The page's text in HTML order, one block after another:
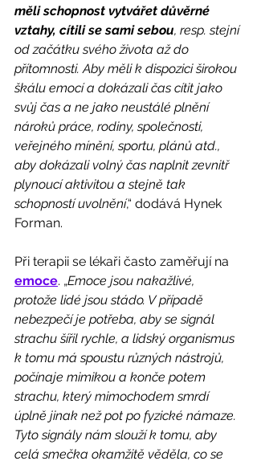
měli schopnost vytvářet důvěrné
vztahy, cítili se sami sebou, resp. stejní
od začátku svého života až do
přítomnosti. Aby měli k dispozici širokou
škálu emocí a dokázali čas cítit jako
svůj čas a ne jako neustálé plnění
nároků práce, rodiny, společnosti,
veřejného mínění, sportu, plánů atd.,
aby dokázali volný čas naplnit zevnitř
plynoucí aktivitou a stejně tak
schopností uvolnění,“ dodává Hynek
Forman.
Při terapii se lékaři často zaměřují na
emoce. „Emoce jsou nakažlivé,
protože lidé jsou stádo. V případě
nebezpečí je potřeba, aby se signál
strachu šířil rychle, a lidský organismus
k tomu má spoustu různých nástrojů,
počínaje mimikou a konče potem
strachu, který mimochodem smrdí
úplně jinak než pot po fyzické námaze.
Tyto signály nám slouží k tomu, aby
celá smečka okamžitě věděla, co se